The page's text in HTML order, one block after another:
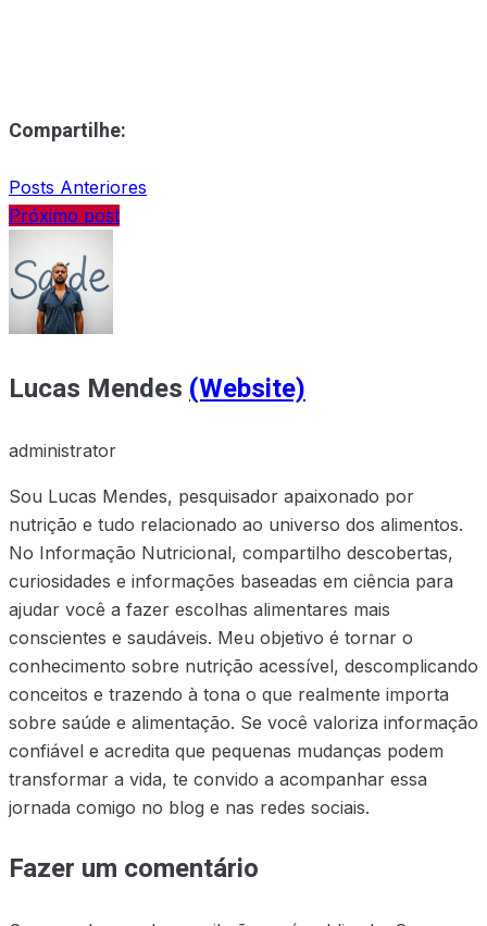
Compartilhe:
Posts Anteriores
Próximo post
Lucas Mendes (Website)
administrator
Sou Lucas Mendes, pesquisador apaixonado por
nutrição e tudo relacionado ao universo dos alimentos.
No Informação Nutricional, compartilho descobertas,
curiosidades e informações baseadas em ciência para
ajudar você a fazer escolhas alimentares mais
conscientes e saudáveis. Meu objetivo é tornar o
conhecimento sobre nutrição acessível, descomplicando
conceitos e trazendo à tona o que realmente importa
sobre saúde e alimentação. Se você valoriza informação
confiável e acredita que pequenas mudanças podem
transformar a vida, te convido a acompanhar essa
jornada comigo no blog e nas redes sociais.
Fazer um comentário